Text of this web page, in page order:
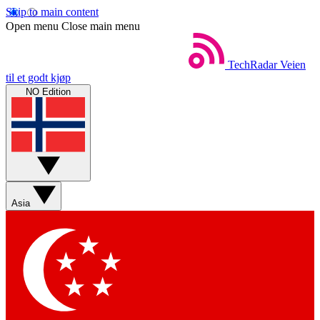
Skip to main content
Open menu Close main menu
TechRadar Veien
til et godt kjøp
NO Edition
Asia